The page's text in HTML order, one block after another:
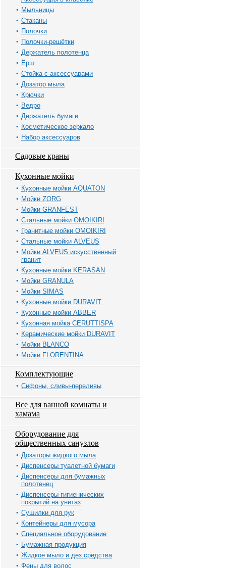
Мыльницы
Стаканы
Полочки
Полочки-решётки
Держатель полотенца
Ёрш
Стойка с аксессуарами
Дозатор мыла
Крючки
Ведро
Держатель бумаги
Косметическое зеркало
Набор аксессуаров
Садовые краны
Кухонные мойки
Кухонные мойки AQUATON
Мойки ZORG
Мойки GRANFEST
Стальные мойки OMOIKIRI
Гранитные мойки OMOIKIRI
Стальные мойки ALVEUS
Мойки ALVEUS искусственный
гранит
Кухонные мойки KERASAN
Мойки GRANULA
Мойки SIMAS
Кухонные мойки DURAVIT
Кухонные мойки ABBER
Кухонная мойка CERUTTISPA
Керамические мойки DURAVIT
Мойки BLANCO
Мойки FLORENTINA
Комплектующие
Сифоны, сливы-переливы
Все для ванной комнаты и
хамама
Оборудование для
общественных санузлов
Дозаторы жидкого мыла
Диспенсеры туалетной бумаги
Диспенсеры для бумажных
полотенец
Диспенсеры гигиенических
покрытий на унитаз
Сушилки для рук
Контейнеры для мусора
Специальное оборудование
Бумажная продукция
Жидкое мыло и дез.средства
Фены для волос